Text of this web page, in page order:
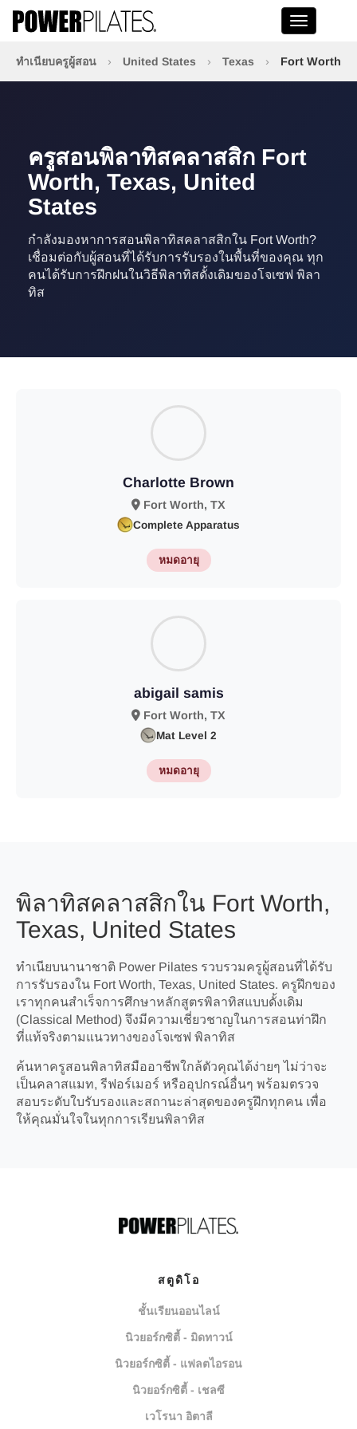
Toggle
ทำเนียบครูผู้สอน › United States › Texas › Fort Worth
ครูสอนพิลาทิสคลาสสิก Fort
Worth, Texas, United
States
กำลังมองหาการสอนพิลาทิสคลาสสิกใน Fort Worth?
เชื่อมต่อกับผู้สอนที่ได้รับการรับรองในพื้นที่ของคุณ ทุก
คนได้รับการฝึกฝนในวิธีพิลาทิสดั้งเดิมของโจเซฟ พิลา
ทิส
Charlotte Brown
Fort Worth, TX
Complete Apparatus
หมดอายุ
abigail samis
Fort Worth, TX
Mat Level 2
หมดอายุ
พิลาทิสคลาสสิกใน Fort Worth,
Texas, United States
ทำเนียบนานาชาติ Power Pilates รวบรวมครูผู้สอนที่ได้รับ
การรับรองใน Fort Worth, Texas, United States. ครูฝึกของ
เราทุกคนสำเร็จการศึกษาหลักสูตรพิลาทิสแบบดั้งเดิม
(Classical Method) จึงมีความเชี่ยวชาญในการสอนท่าฝึก
ที่แท้จริงตามแนวทางของโจเซฟ พิลาทิส
ค้นหาครูสอนพิลาทิสมืออาชีพใกล้ตัวคุณได้ง่ายๆ ไม่ว่าจะ
เป็นคลาสแมท, รีฟอร์เมอร์ หรืออุปกรณ์อื่นๆ พร้อมตรวจ
สอบระดับใบรับรองและสถานะล่าสุดของครูฝึกทุกคน เพื่อ
ให้คุณมั่นใจในทุกการเรียนพิลาทิส
สตูดิโอ
ชั้นเรียนออนไลน์
นิวยอร์กซิตี้ - มิดทาวน์
นิวยอร์กซิตี้ - แฟลตไอรอน
นิวยอร์กซิตี้ - เชลซี
เวโรนา อิตาลี